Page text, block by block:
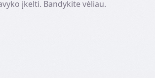
įkelti. Bandykite vėliau.